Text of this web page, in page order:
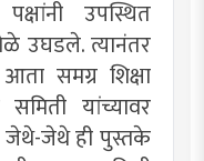
उपस्थित
उघडले. त्यानंतर
समग्र शिक्षा
यांच्यावर
जेथे ही पुस्तके